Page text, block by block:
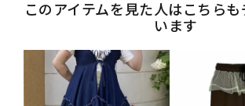
このアイテムを見た人はこちら
います